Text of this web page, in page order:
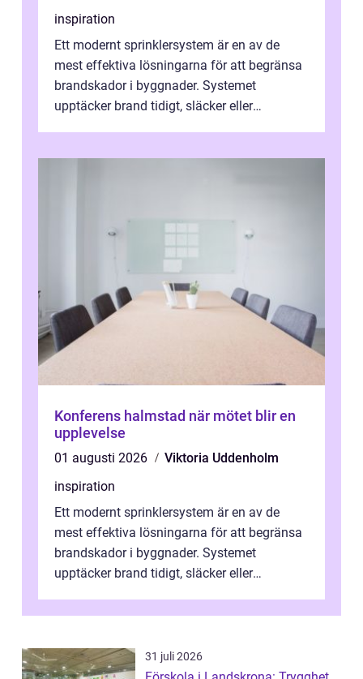
inspiration
Ett modernt sprinklersystem är en av de
mest effektiva lösningarna för att begränsa
brandskador i byggnader. Systemet
upptäcker brand tidigt, släcker eller
Konferens halmstad när mötet blir en
upplevelse
01 augusti 2026
Viktoria Uddenholm
inspiration
Ett modernt sprinklersystem är en av de
mest effektiva lösningarna för att begränsa
brandskador i byggnader. Systemet
upptäcker brand tidigt, släcker eller
31 juli 2026